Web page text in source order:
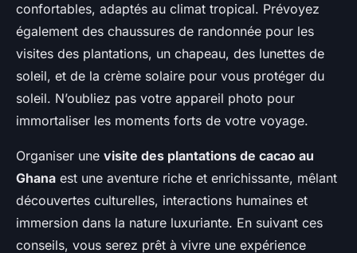
confortables, adaptés au climat tropical. Prévoyez
également des chaussures de randonnée pour les
visites des plantations, un chapeau, des lunettes de
soleil, et de la crème solaire pour vous protéger du
soleil. N’oubliez pas votre appareil photo pour
immortaliser les moments forts de votre voyage.
Organiser une visite des plantations de cacao au
Ghana est une aventure riche et enrichissante, mêlant
découvertes culturelles, interactions humaines et
immersion dans la nature luxuriante. En suivant ces
conseils, vous serez prêt à vivre une expérience